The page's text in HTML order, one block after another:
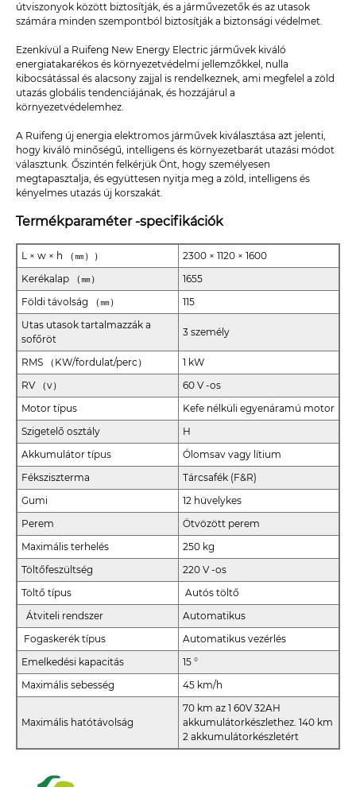
útviszonyok között biztosítják, és a járművezetők és az utasok
számára minden szempontból biztosítják a biztonsági védelmet.
Ezenkívül a Ruifeng New Energy Electric járművek kiváló
energiatakarékos és környezetvédelmi jellemzőkkel, nulla
kibocsátással és alacsony zajjal is rendelkeznek, ami megfelel a zöld
utazás globális tendenciájának, és hozzájárul a
környezetvédelemhez.
A Ruifeng új energia elektromos járművek kiválasztása azt jelenti,
hogy kiváló minőségű, intelligens és környezetbarát utazási módot
választunk. Őszintén felkérjük Önt, hogy személyesen
megtapasztalja, és együttesen nyitja meg a zöld, intelligens és
kényelmes utazás új korszakát.
Termékparaméter -specifikációk
L × w × h （㎜））
2300 × 1120 × 1600
Kerékalap （㎜）
1655
Földi távolság （㎜）
115
Utas utasok tartalmazzák a
sofőröt
3 személy
RMS （KW/fordulat/perc）
1 kW
RV （v）
60 V -os
Motor típus
Kefe nélküli egyenáramú motor
Szigetelő osztály
H
Akkumulátor típus
Ólomsav vagy lítium
Féksziszterma
Tárcsafék (F&R)
Gumi
12 hüvelykes
Perem
Ötvözött perem
Maximális terhelés
250 kg
Töltőfeszültség
220 V -os
Töltő típus
Autós töltő
Átviteli rendszer
Automatikus
Fogaskerék típus
Automatikus vezérlés
Emelkedési kapacitás
15 °
Maximális sebesség
45 km/h
Maximális hatótávolság
70 km az 1 60V 32AH
akkumulátorkészlethez. 140 km
2 akkumulátorkészletért